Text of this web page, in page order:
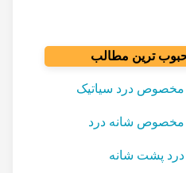
ترین مطالب
درد سیاتیک
شانه درد
پشت شانه